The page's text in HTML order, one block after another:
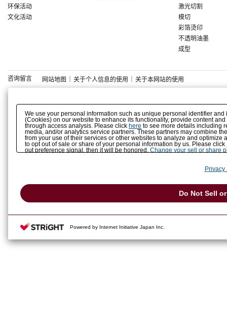
环保活动
文化活动
激光切割
模切
彩箔烫印
不透明油墨
成型
咨询留言 网站地图 关于个人信息的使用 关于本网站的使用
We use your personal information such as unique personal identifier
(Cookies) on our website to enhance its functionality, provide content
through access analysis. Please click here to see more details including
media, and/or analytics service partners. These partners may combine
from your use of their services or other websites to analyze and
to opt out of sale or share of your personal information by us. Please click
out preference signal, then it will be honored. Change your sell or share
Do Not Sell
Powered by Internet Initiative Japan Inc.